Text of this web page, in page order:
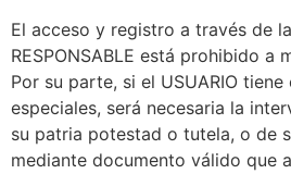
El acceso y registro a través de
RESPONSABLE está prohibido a
Por su parte, si el USUARIO
especiales, será necesaria la
su patria potestad o tutela, o de
mediante documento válido que